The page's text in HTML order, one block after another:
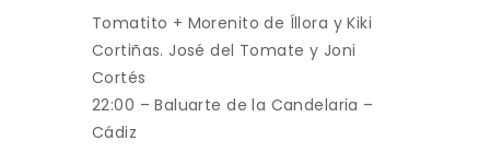
Tomatito + Morenito de Íllora y Kiki
Cortiñas. José del Tomate y Joni
Cortés
22:00 – Baluarte de la Candelaria –
Cádiz